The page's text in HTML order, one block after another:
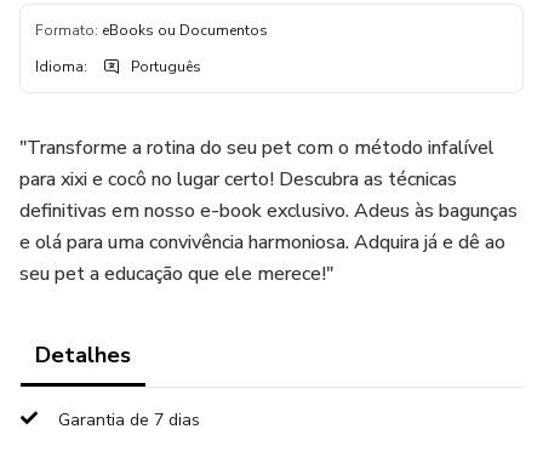
Formato: eBooks ou Documentos
Idioma: Português
"Transforme a rotina do seu pet com o método infalível
para xixi e cocô no lugar certo! Descubra as técnicas
definitivas em nosso e-book exclusivo. Adeus às bagunças
e olá para uma convivência harmoniosa. Adquira já e dê ao
seu pet a educação que ele merece!"
Detalhes
Garantia de 7 dias